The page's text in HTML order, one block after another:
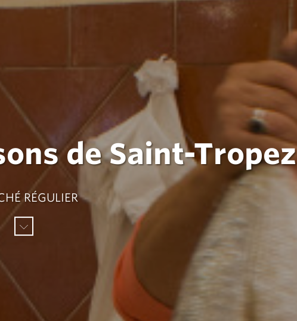
de Saint-Tropez
RÉGULIER